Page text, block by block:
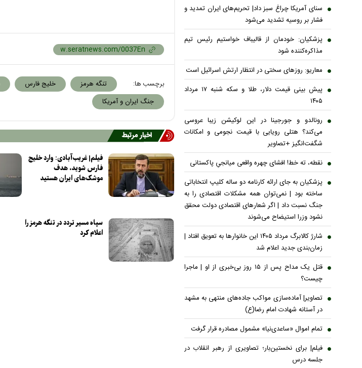
برچسب ها: تنگه هرمز خلیج فارس
جنگ ایران و آمریکا
اخبار مرتبط
فیلم| غریب‌آبادی: وارد خلیج
فارس شوید، هدف
موشک‌های ایران هستید
سپاه مسیر تردد در تنگه هرمز را
اعلام کرد
سنای آمریکا چراغ سبز داد| تحریم‌های ایران تمدید و
فشار بر روسیه تشدید می‌شود
پزشکیان: خودمان از قالیباف خواستیم رئیس تیم
مذاکره‌کننده شود
معاریو: روزهای سختی در انتظار ارتش اسرائیل است
پیش بینی قیمت دلار، طلا و سکه شنبه ۱۷ مرداد
۱۴۰۵
رونالدو و جورجینا در این لوکیشن زیبا عروسی
می‌کند؟ هتلی رویایی با قیمت نجومی و امکانات
شگفت‌انگیز +تصاویر
نقطه، ته خط! افشای چهره واقعی میانجیِ پاکستانی
پزشکیان به جای ارائه کارنامه دو ساله کلیپ انتخاباتی
ساخته بود | نمی‌توان همه مشکلات اقتصادی را به
جنگ نسبت داد | اگر شعار‌های اقتصادی دولت محقق
نشود وزرا استیضاح می‌شوند
شارژ کالابرگ مرداد ۱۴۰۵ این خانوار‌ها به تعویق افتاد |
زمان‌بندی جدید اعلام شد
قتل یک مداح پس از ۱۵ روز بی‌خبری از او | ماجرا
چیست؟
تصاویر| آماده‌سازی مواکب جاده‌های منتهی به مشهد
در آستانه شهادت امام رضا(ع)
تمام اموال «ساعدی‌نیا» مشمول مصادره قرار گرفت
فیلم| برای نخستین‌بار؛ تصاویری از رهبر انقلاب در
جلسه درس